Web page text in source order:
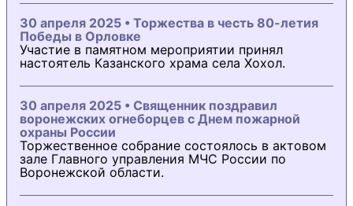
30 апреля 2025 • Торжества в честь 80-летия
Победы в Орловке
Участие в памятном мероприятии принял
настоятель Казанского храма села Хохол.
30 апреля 2025 • Священник поздравил
воронежских огнеборцев с Днем пожарной
охраны России
Торжественное собрание состоялось в актовом
зале Главного управления МЧС России по
Воронежской области.